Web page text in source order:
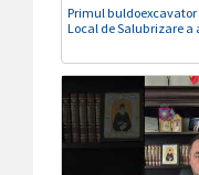
Primul
Local de Salubrizare